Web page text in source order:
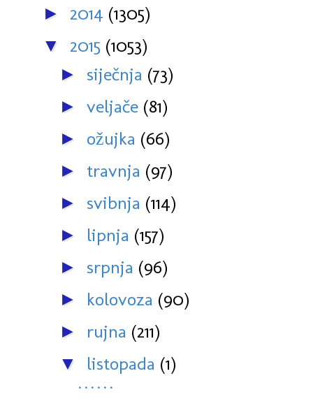
► 2014 (1305)
▼ 2015 (1053)
► siječnja (73)
► veljače (81)
► ožujka (66)
► travnja (97)
► svibnja (114)
► lipnja (157)
► srpnja (96)
► kolovoza (90)
► rujna (211)
▼ listopada (1)
˙˙˙˙˙˙